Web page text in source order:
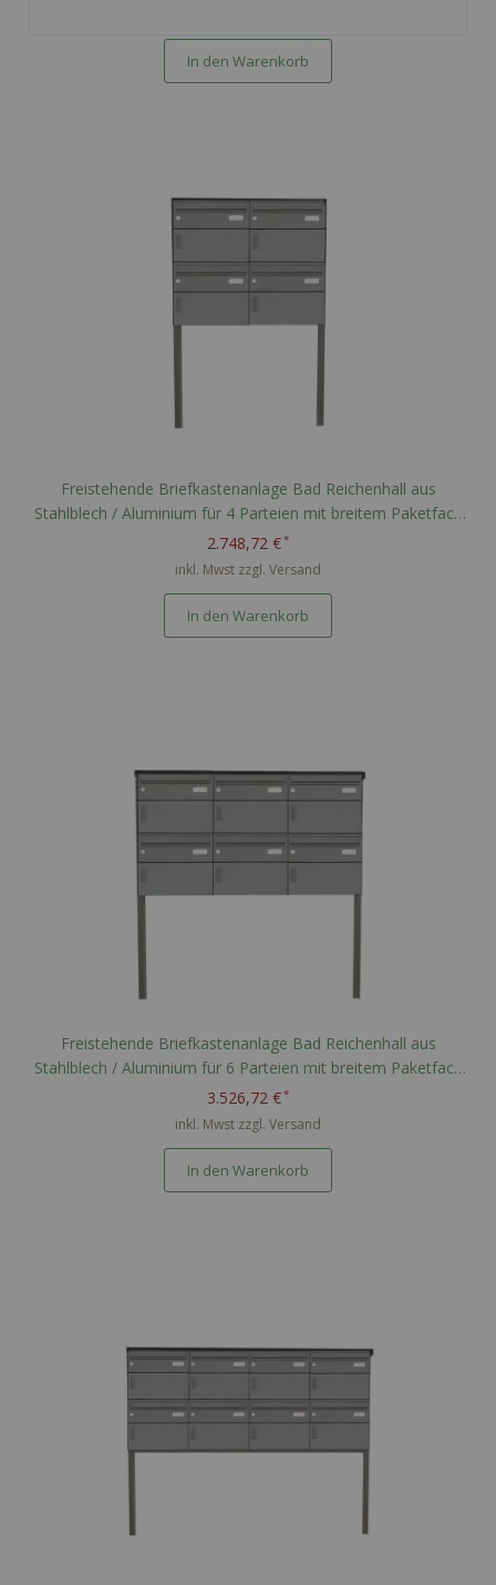
In den Warenkorb
Freistehende Briefkastenanlage Bad Reichenhall aus
Stahlblech / Aluminium für 4 Parteien mit breitem Paketfach
nach PTT Norm - RAL nach Wahl
2.748,72 €
inkl. Mwst zzgl. Versand
In den Warenkorb
Freistehende Briefkastenanlage Bad Reichenhall aus
Stahlblech / Aluminium für 6 Parteien mit breitem Paketfach
nach PTT Norm - RAL nach Wahl
3.526,72 €
inkl. Mwst zzgl. Versand
In den Warenkorb